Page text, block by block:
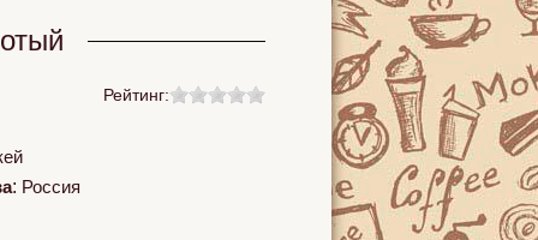
Рейтинг:
: Россия